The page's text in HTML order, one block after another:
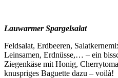
Lauwarmer Spargelsalat
Feldsalat, Erdbeeren,
Leinsamen, Erdnüsse,… – ein
Ziegenkäse mit Honig,
knuspriges Baguette dazu – voilà!